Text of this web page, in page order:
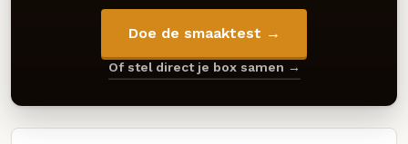
Doe de smaaktest →
Of stel direct je box samen →